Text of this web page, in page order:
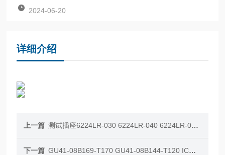
2024-06-20
详细介绍
上一篇 测试插座6224LR-030 6224LR-040 6224LR-090 Azimuth
下一篇 GU41-08B169-T170 GU41-08B144-T120 IC器件测试插座 JC